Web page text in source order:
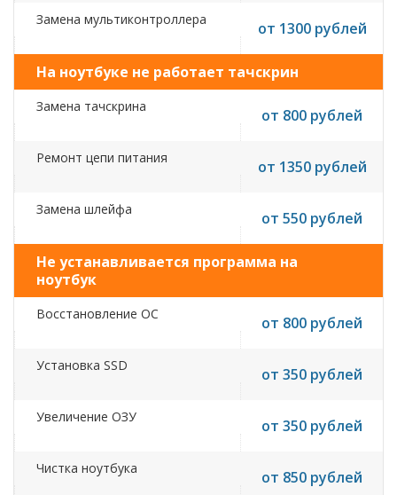
Замена мультиконтроллера от 1300 рублей
На ноутбуке не работает тачскрин
Замена тачскрина от 800 рублей
Ремонт цепи питания от 1350 рублей
Замена шлейфа от 550 рублей
Не устанавливается программа на
ноутбук
Восстановление ОС от 800 рублей
Установка SSD от 350 рублей
Увеличение ОЗУ от 350 рублей
Чистка ноутбука от 850 рублей